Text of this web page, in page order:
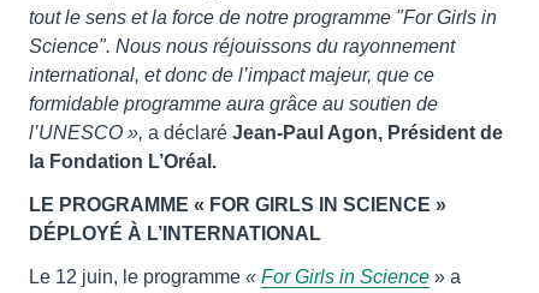
tout le sens et la force de notre programme "For Girls in
Science". Nous nous réjouissons du rayonnement
international, et donc de l’impact majeur, que ce
formidable programme aura grâce au soutien de
l’UNESCO », a déclaré Jean-Paul Agon, Président de
la Fondation L’Oréal.
LE PROGRAMME « FOR GIRLS IN SCIENCE »
DÉPLOYÉ À L’INTERNATIONAL
Le 12 juin, le programme « For Girls in Science » a